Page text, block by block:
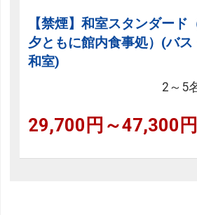
【禁煙】和室スタンダード
夕ともに館内食事処）(バ
和室)
2～5
29,700円～47,300円